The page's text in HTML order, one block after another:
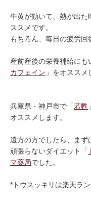
牛黄が効いて、熱が出た
ススメです。
もちろん、毎日の疲労
産前産後の栄養補給にも
カフェイン 」をオススメ
兵庫県・神戸市で「若甦
オススメします。
遠方の方でしたら、まず
頑張らないダイエット「
マ薬局でした。
*トウスッキリは楽天ラ